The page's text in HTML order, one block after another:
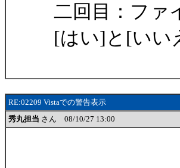
二回目：ファ
[はい]と[いい
RE:02209 Vistaでの警告表示
秀丸担当 さん 08/10/27 13:00